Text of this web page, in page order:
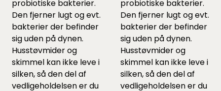
probiotiske bakterier.
Den fjerner lugt og evt.
bakterier der befinder
sig uden på dynen.
Husstøvmider og
skimmel kan ikke leve i
silken, så den del af
vedligeholdelsen er du
probiotiske bakterier.
Den fjerner lugt og evt.
bakterier der befinder
sig uden på dynen.
Husstøvmider og
skimmel kan ikke leve i
silken, så den del af
vedligeholdelsen er du